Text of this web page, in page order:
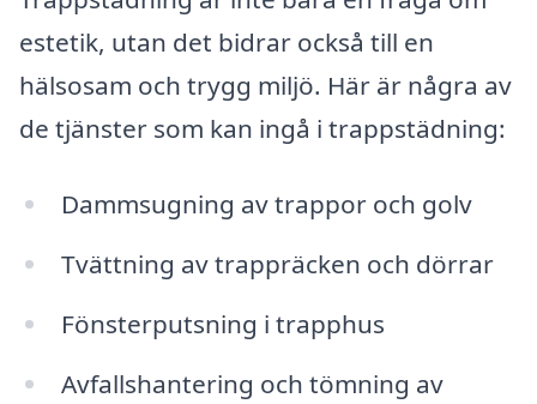
estetik, utan det bidrar också till en
hälsosam och trygg miljö. Här är några av
de tjänster som kan ingå i trappstädning:
Dammsugning av trappor och golv
Tvättning av trappräcken och dörrar
Fönsterputsning i trapphus
Avfallshantering och tömning av